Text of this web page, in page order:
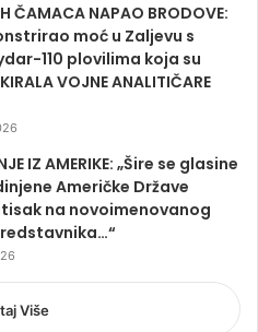
ČAMACA NAPAO BRODOVE:
moć u Zaljevu s
110 plovilima koja su
VOJNE ANALITIČARE
IZ AMERIKE: „Šire se glasine
Američke Države
na novoimenovanog
Više